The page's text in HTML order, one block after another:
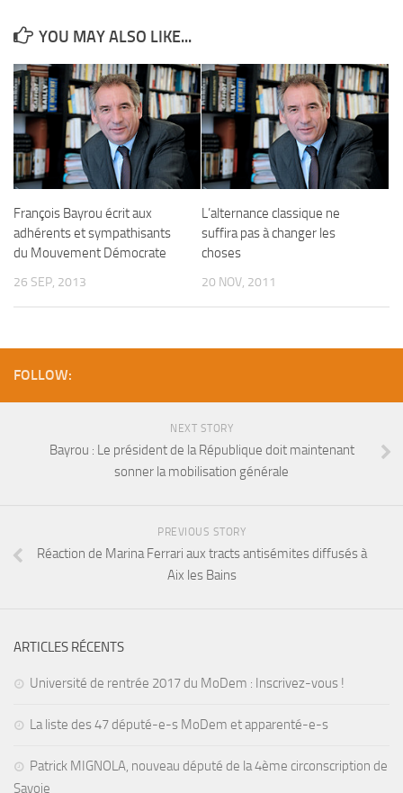
YOU MAY ALSO LIKE...
François Bayrou écrit aux
adhérents et sympathisants
du Mouvement Démocrate
26 SEP, 2013
L’alternance classique ne
suffira pas à changer les
choses
20 NOV, 2011
FOLLOW:
NEXT STORY
Bayrou : Le président de la République doit maintenant
sonner la mobilisation générale
PREVIOUS STORY
Réaction de Marina Ferrari aux tracts antisémites diffusés à
Aix les Bains
ARTICLES RÉCENTS
Université de rentrée 2017 du MoDem : Inscrivez-vous !
La liste des 47 député-e-s MoDem et apparenté-e-s
Patrick MIGNOLA, nouveau député de la 4ème circonscription de
Savoie